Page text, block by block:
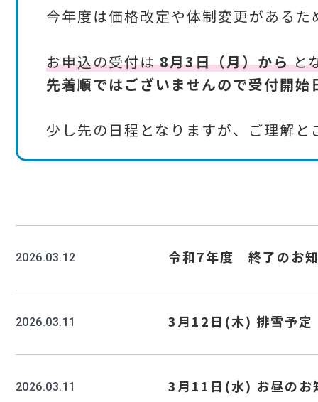
今年度は価格改定や体制変更がある
お申込の受付は8月3日（月）からと
先着順ではございませんので受付開始
少し先の日程となりますが、ご理解と
2026.03.12 令和7年度 終了のお
2026.03.11 3月12日(木) 排雪予定
2026.03.11 3月11日(水) お昼のお